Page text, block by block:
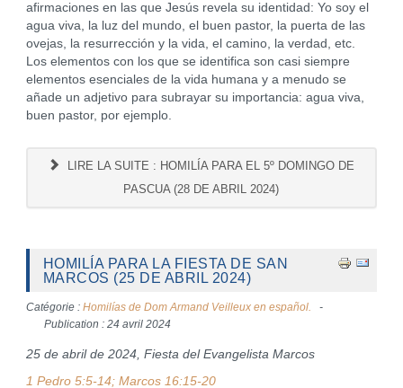
afirmaciones en las que Jesús revela su identidad: Yo soy el
agua viva, la luz del mundo, el buen pastor, la puerta de las
ovejas, la resurrección y la vida, el camino, la verdad, etc.
Los elementos con los que se identifica son casi siempre
elementos esenciales de la vida humana y a menudo se
añade un adjetivo para subrayar su importancia: agua viva,
buen pastor, por ejemplo.
LIRE LA SUITE : HOMILÍA PARA EL 5º DOMINGO DE
PASCUA (28 DE ABRIL 2024)
HOMILÍA PARA LA FIESTA DE SAN
MARCOS (25 DE ABRIL 2024)
Catégorie : Homilías de Dom Armand Veilleux en español.
Publication : 24 avril 2024
25 de abril de 2024, Fiesta del Evangelista Marcos
1 Pedro 5:5-14; Marcos 16:15-20